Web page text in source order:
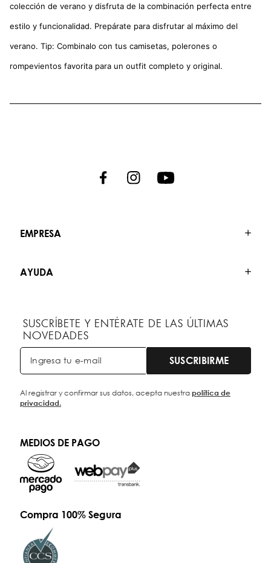
colección de verano y disfruta de la combinación perfecta entre
estilo y funcionalidad. Prepárate para disfrutar al máximo del
verano. Tip: Combinalo con tus camisetas, polerones o
rompevientos favorita para un outfit completo y original.
EMPRESA
AYUDA
SUSCRÍBETE Y ENTÉRATE DE LAS ÚLTIMAS
NOVEDADES
SUSCRIBIRME
Al registrar y confirmar sus datos, acepta nuestrapolítica de
privacidad.
MEDIOS DE PAGO
Compra 100% Segura